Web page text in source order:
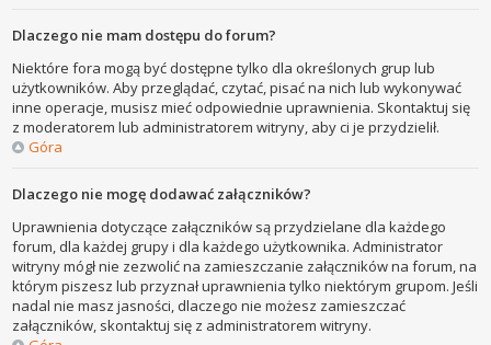
Dlaczego nie mam dostępu do forum?
Niektóre fora mogą być dostępne tylko dla określonych grup lub
użytkowników. Aby przeglądać, czytać, pisać na nich lub wykonywać
inne operacje, musisz mieć odpowiednie uprawnienia. Skontaktuj się
z moderatorem lub administratorem witryny, aby ci je przydzielił.
Góra
Dlaczego nie mogę dodawać załączników?
Uprawnienia dotyczące załączników są przydzielane dla każdego
forum, dla każdej grupy i dla każdego użytkownika. Administrator
witryny mógł nie zezwolić na zamieszczanie załączników na forum, na
którym piszesz lub przyznał uprawnienia tylko niektórym grupom. Jeśli
nadal nie masz jasności, dlaczego nie możesz zamieszczać
załączników, skontaktuj się z administratorem witryny.